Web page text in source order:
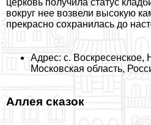
вокруг нее возвели высокую
прекрасно сохранилась до
Адрес: с. Воскресенское,
Московская область,
Аллея сказок